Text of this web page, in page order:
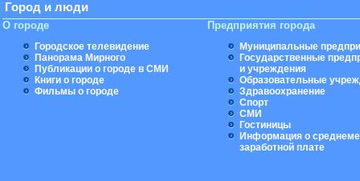
Город и люди
О городе
Городское телевидение
Панорама Мирного
Публикации о городе в СМИ
Книги о городе
Фильмы о городе
Предприятия города
Муниципальные
Государственные
и учреждения
Образовательные
Здравоохранение
Спорт
СМИ
Гостиницы
Информация о
заработной плате